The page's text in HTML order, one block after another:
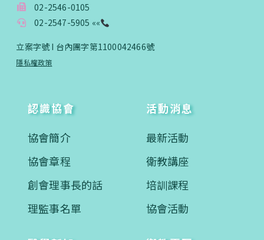
02-2546-0105
02-2547-5905 ««
立案字號 I 台內團字第1100042466號
隱私權政策
認識協會
協會簡介
協會章程
創會理事長的話
理監事名單
活動消息
最新活動
衛教講座
培訓課程
協會活動